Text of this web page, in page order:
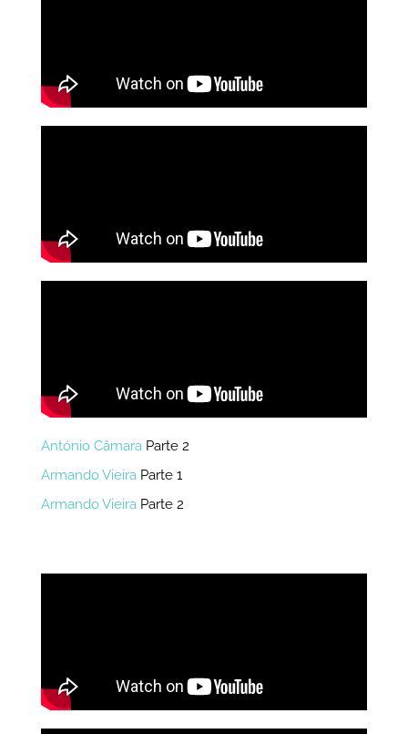
António Câmara Parte 2
Armando Vieira Parte 1
Armando Vieira Parte 2